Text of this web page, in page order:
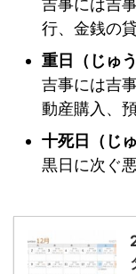
行、金銭の
重日（じゅう
吉事には吉
動産購入、
十死日（じ
黒日に次ぐ